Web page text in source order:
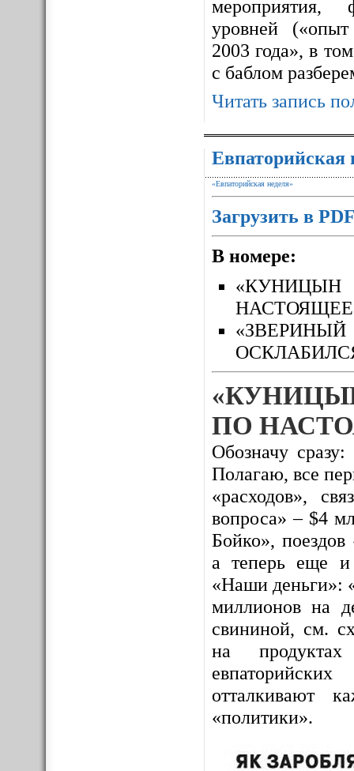
мероприятия,
уровней
2003 года», в
с баблом
Читать запись
Евпаторийская
«Евпаторийская неделя»
Загрузить в
В номере:
«КУНИЦЫН
ПО
Обозначу
Полагаю, все
«расходов»,
вопроса» – $4
Бойко»,
а теперь еще и
«Наши деньги»:
миллионов на
свининой, см.
на продуктах
отталкивают
«политики».